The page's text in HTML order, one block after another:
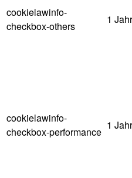
cookielawinfo-
checkbox-others
1 Jahr
cookielawinfo-
checkbox-performance
1 Jahr